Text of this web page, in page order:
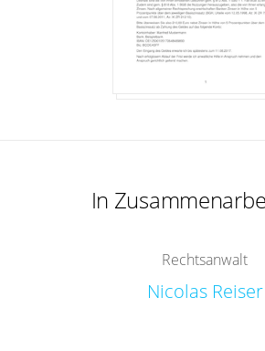
In
Rechtsanwalt
Nicolas Reiser